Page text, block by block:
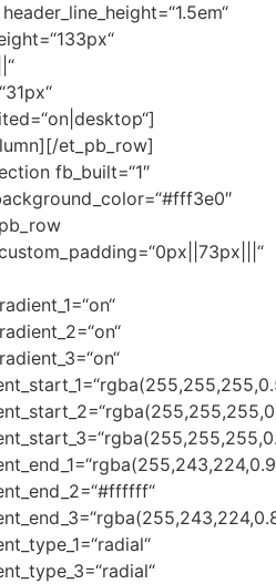
et_pb_row]
fb_built=“1″